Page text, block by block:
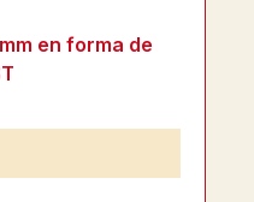
en forma de